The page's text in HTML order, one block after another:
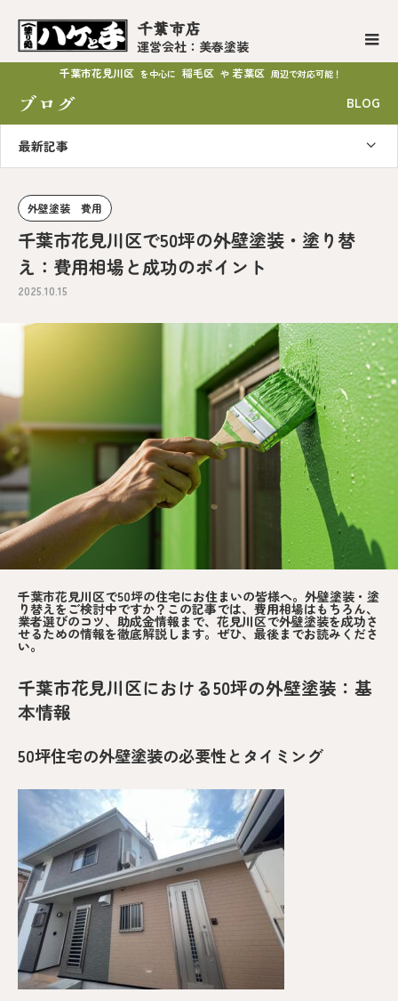
千葉市店
運営会社：美春塗装
千葉市花見川区 を中心に 稲毛区 や 若葉区 周辺で対応可能！
ブログ BLOG
最新記事
外壁塗装 費用
千葉市花見川区で50坪の外壁塗装・塗り替
え：費用相場と成功のポイント
2025.10.15
千葉市花見川区で50坪の住宅にお住まいの皆様へ。外壁塗装・塗
り替えをご検討中ですか？この記事では、費用相場はもちろん、
業者選びのコツ、助成金情報まで、花見川区で外壁塗装を成功さ
せるための情報を徹底解説します。ぜひ、最後までお読みくださ
い。
千葉市花見川区における50坪の外壁塗装：基
本情報
50坪住宅の外壁塗装の必要性とタイミング